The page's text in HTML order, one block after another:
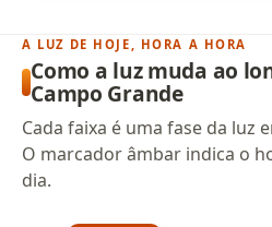
A LUZ DE HOJE, HORA A HORA
Como a luz muda ao
Campo Grande
Cada faixa é uma fase da luz
O marcador âmbar indica o
dia.